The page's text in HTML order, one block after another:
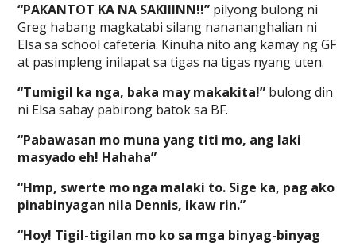
“PAKANTOT KA NA SAKIIINN!!” pilyong bulong ni
Greg habang magkatabi silang nanananghalian ni
Elsa sa school cafeteria. Kinuha nito ang kamay ng GF
at pasimpleng inilapat sa tigas na tigas nyang uten.
“Tumigil ka nga, baka may makakita!” bulong din
ni Elsa sabay pabirong batok sa BF.
“Pabawasan mo muna yang titi mo, ang laki
masyado eh! Hahaha”
“Hmp, swerte mo nga malaki to. Sige ka, pag ako
pinabinyagan nila Dennis, ikaw rin.”
“Hoy! Tigil-tigilan mo ko sa mga binyag-binyag